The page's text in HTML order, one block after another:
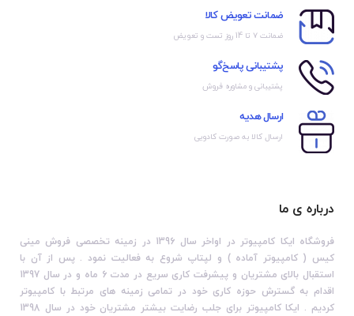
ضمانت تعویض کالا
ضمانت ۷ تا 14 روز تست و تعویض
پشتیبانی پاسخ‌گو
پشتیبانی و مشاوره فروش
ارسال هدیه
ارسال کالا به صورت کادویی
درباره ی ما
فروشگاه ایکا کامپیوتر در اواخر سال 1396 در زمینه تخصصی فروش مینی
کیس ( کامپیوتر آماده ) و لپتاپ شروع به فعالیت نمود . پس از آن با
استقبال بالای مشتریان و پیشرفت کاری سریع در مدت 6 ماه و در سال 1397
اقدام به گسترش حوزه کاری خود در تمامی زمینه های مرتبط با کامپیوتر
کردیم . ایکا کامپیوتر برای جلب رضایت بیشتر مشتریان خود در سال 1398